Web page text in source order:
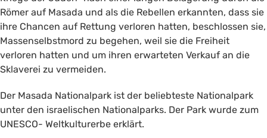
Römer auf Masada und als die Rebellen erkannten, dass sie
ihre Chancen auf Rettung verloren hatten, beschlossen sie,
Massenselbstmord zu begehen, weil sie die Freiheit
verloren hatten und um ihren erwarteten Verkauf an die
Sklaverei zu vermeiden.
Der Masada Nationalpark ist der beliebteste Nationalpark
unter den israelischen Nationalparks. Der Park wurde zum
UNESCO- Weltkulturerbe erklärt.